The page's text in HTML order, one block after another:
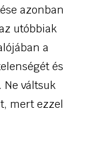
azonban
utóbbiak
a
és
váltsuk
mert ezzel